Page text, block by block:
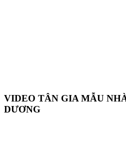
VIDEO TÂN GIA MẪU
DƯƠNG